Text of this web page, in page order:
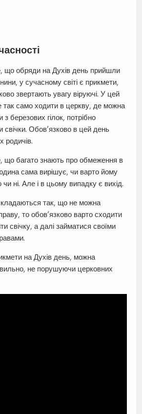
що обряди на Духів день прийшли
у сучасному світі є прикмети,
звертають увагу віруючі. У цей
так само ходити в церкву, де можна
березових гілок, потрібно
свічки. Обов’язково в цей день
родичів.
що багато знають про обмеження в
сама вирішує, чи варто йому
ні. Але і в цьому випадку є вихід.
так, що не можна
то обов’язково варто сходити
свічку, а далі займатися своїми
на Духів день, можна
не порушуючи церковних